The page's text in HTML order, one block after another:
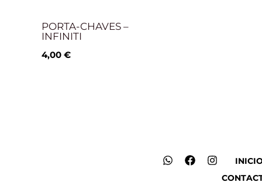
PORTA-CHAVES –
INFINITI
4,00 €
W
F
I